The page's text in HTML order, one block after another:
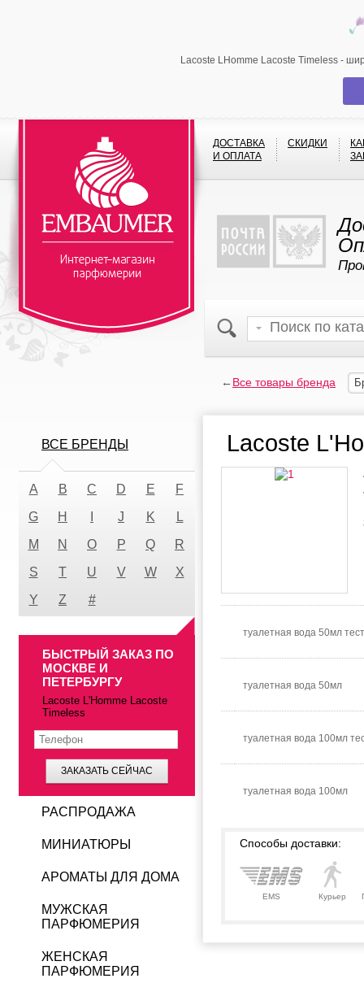
Lacoste LHomme Lacoste Timeless -
ДОСТАВКА
И ОПЛАТА
СКИДКИ
←Все товары бренда
Lacoste
туалетная вода 50мл
туалетная вода 50мл
туалетная вода 100мл
туалетная вода 100мл
Способы доставки:
EMS Курьер
ВСЕ БРЕНДЫ
A B C D E
F
G
H J K
L
M
N O P Q
R
S
T U V W
X
Y
Z #
БЫСТРЫЙ ЗАКАЗ ПО
МОСКВЕ И
ПЕТЕРБУРГУ
Lacoste L'Homme Lacoste
Timeless
ЗАКАЗАТЬ СЕЙЧАС
РАСПРОДАЖА
МИНИАТЮРЫ
АРОМАТЫ ДЛЯ ДОМА
МУЖСКАЯ
ПАРФЮМЕРИЯ
ЖЕНСКАЯ
ПАРФЮМЕРИЯ